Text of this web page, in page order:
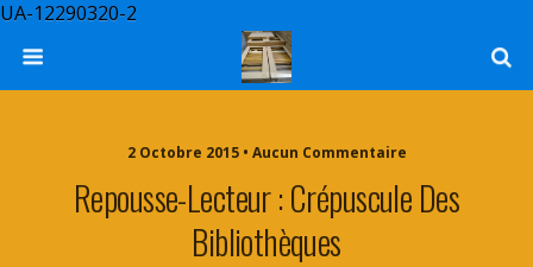
UA-12290320-2
2 Octobre 2015 • Aucun Commentaire
Repousse-Lecteur : Crépuscule Des
Bibliothèques